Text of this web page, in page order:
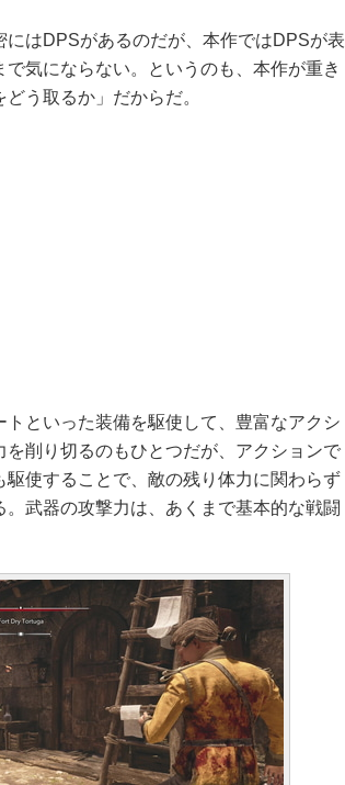
はDPSがあるのだが、本作ではDPSが表
気にならない。というのも、本作が重き
う取るか」だからだ。
といった装備を駆使して、豊富なアクシ
削り切るのもひとつだが、アクションで
使することで、敵の残り体力に関わらず
武器の攻撃力は、あくまで基本的な戦闘